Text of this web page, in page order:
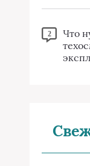
2
Что